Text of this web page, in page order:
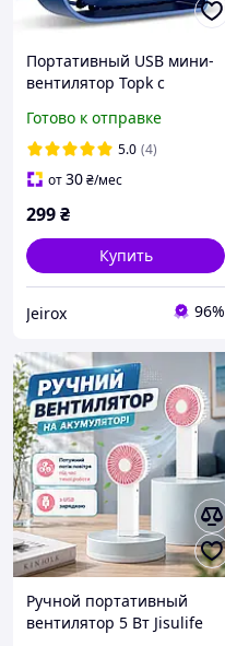
Портативный USB мини-
вентилятор Topk с
синий
Готово к отправке
5.0 (4)
от30₴/мес
299₴
Купить
Jeirox 96%
Ручной портативный
вентилятор 5 Вт Jisulife